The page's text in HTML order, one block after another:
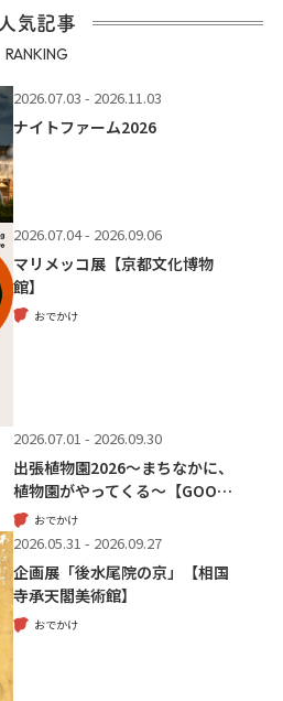
人気記事
RANKING
2026.07.03 - 2026.11.03
ナイトファーム2026
2026.07.04 - 2026.09.06
マリメッコ展【京都文化博物
館】
おでかけ
2026.07.01 - 2026.09.30
出張植物園2026～まちなかに、
植物園がやってくる～【GOO…
おでかけ
2026.05.31 - 2026.09.27
企画展「後水尾院の京」【相国
寺承天閣美術館】
おでかけ